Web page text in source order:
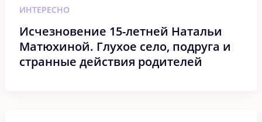
ИНТЕРЕСНО
Исчезновение 15-летней Натальи
Матюхиной. Глухое село, подруга и
странные действия родителей